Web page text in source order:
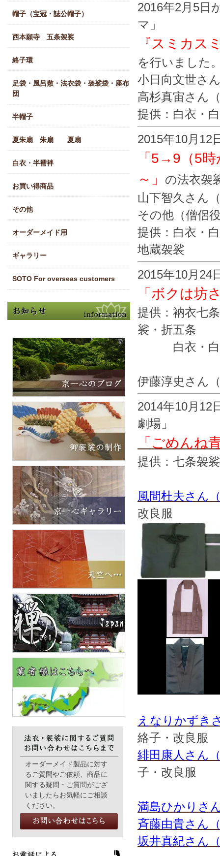
帽子（宝冠・誌公帽子）
西本願寺 五条袈裟
絡子環
足袋・風呂敷・法衣袋・袈裟袋・座布
団
半帽子
夏朱扇 朱扇 夏扇
白衣・半襦袢
お買い得商品
その他
オーダーメイド用
ギャラリー
SOTO For overseas customers
オーダーメイド製品に対す
るご質問やご依頼、商品に
関する疑問・ご質問がござ
いましたらお気軽にご相談
ください。
2016年2月5日
マ」
『スミカス
を行いました
小日向文世さ
高杉真宙さん
提供：白衣・
2015年10月12
「5→9（5
～」
の法衣袈
山下智久さん
その他（僧侶
提供：白衣・
地蔵袈裟
2015年10月24
「ボクは坊
提供：衲衣七
裟・折五条
白衣・白襦
伊藤淳史さん
2014年10月12
劇場」
「ごめんね
提供：七条袈
風間杜夫さん
改良服
えなりかずき
絡子・改良服
緋田康人さん
子・改良服
満島ひかりさ
斉藤由貴さん
坂井真紀さん